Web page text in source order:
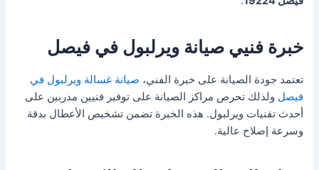
خبرة فنيي صيانة ويرلبول في فيصل
تعتمد جودة الصيانة على خبرة الفني، صيانة غسالة ويرلبول في
فيصل ولذلك تحرص مراكز الصيانة على توفير فنيين مدربين على
أحدث تقنيات ويرلبول. هذه الخبرة تضمن تشخيص الأعطال بدقة
وسرعة إصلاح عالية.